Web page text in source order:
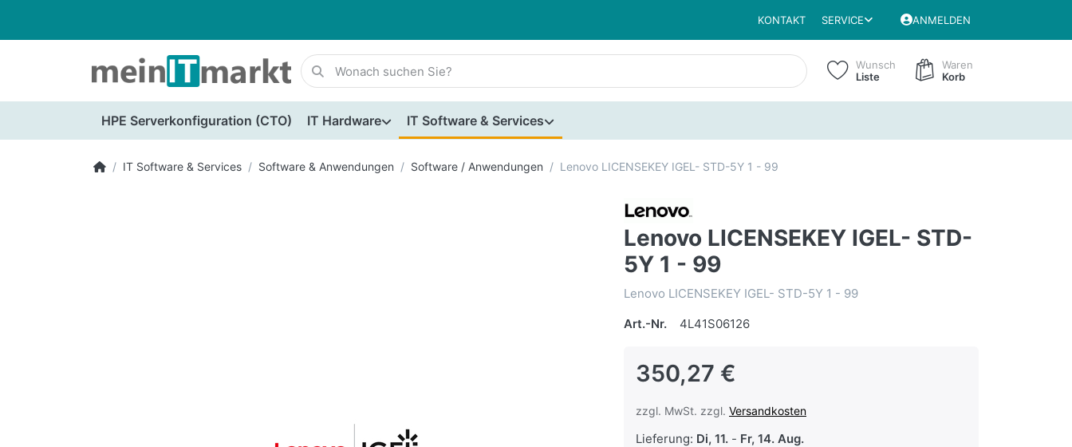
KONTAKT SERVICE ANMELDEN
Wunsch
Liste
Waren
Korb
HPE Serverkonfiguration (CTO) IT Hardware IT Software & Services
IT Software & Services Software & Anwendungen Software / Anwendungen Lenovo LICENSEKEY IGEL- STD-5Y 1 - 99
Lenovo LICENSEKEY IGEL- STD-
5Y 1 - 99
Lenovo LICENSEKEY IGEL- STD-5Y 1 - 99
Art.-Nr.
4L41S06126
350,27 €
zzgl. MwSt. zzgl. Versandkosten
Lieferung: Di, 11. - Fr, 14. Aug.